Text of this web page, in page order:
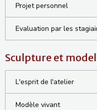
Projet personnel
Evaluation par les
Sculpture et
L'esprit de l'atelier
Modèle vivant